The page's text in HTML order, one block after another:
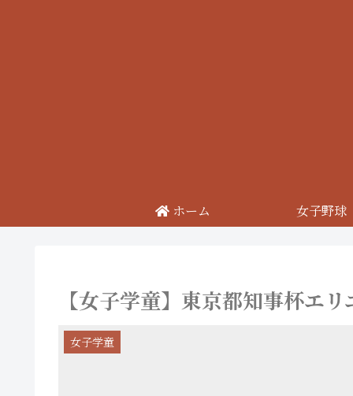
ホーム 女子野球
【女子学童】東京都知事杯エ
女子学童